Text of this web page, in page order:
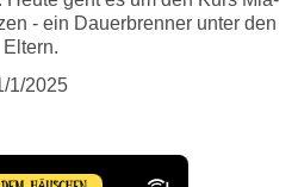
- ein Dauerbrenner unter den
Eltern.
1/2025